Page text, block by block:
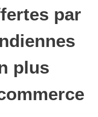
par
plus